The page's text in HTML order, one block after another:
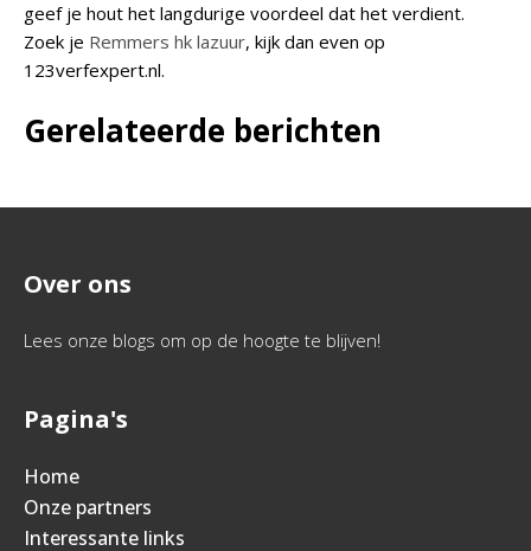
geef je hout het langdurige voordeel dat het verdient.
Zoek je Remmers hk lazuur, kijk dan even op
123verfexpert.nl.
Gerelateerde berichten
Over ons
Lees onze blogs om op de hoogte te blijven!
Pagina's
Home
Onze partners
Interessante links